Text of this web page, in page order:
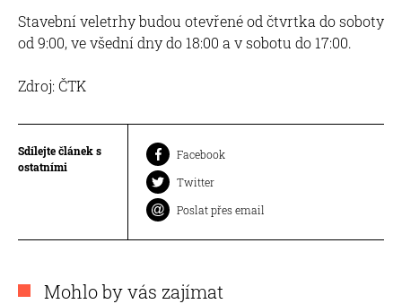
Stavební veletrhy budou otevřené od čtvrtka do soboty
od 9:00, ve všední dny do 18:00 a v sobotu do 17:00.
Zdroj: ČTK
Sdílejte článek s
ostatními
Facebook
Twitter
Poslat přes email
Mohlo by vás zajímat